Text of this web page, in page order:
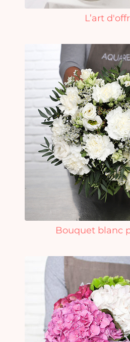
L’art
Bouquet blanc